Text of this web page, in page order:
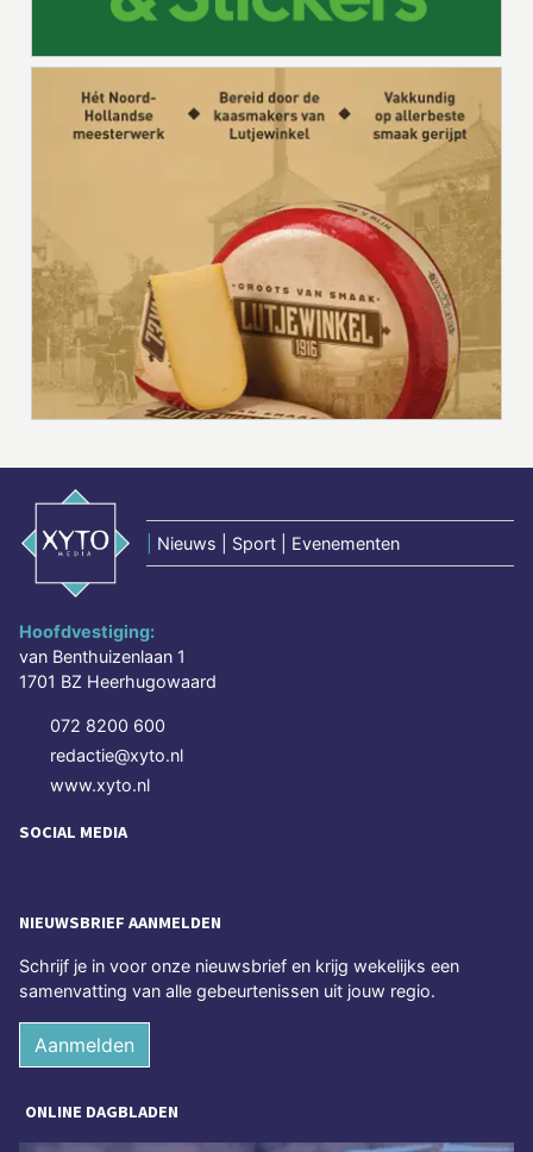
Nieuws | Sport | Evenementen
Hoofdvestiging:
van Benthuizenlaan 1
1701 BZ Heerhugowaard
072 8200 600
redactie@xyto.nl
www.xyto.nl
SOCIAL MEDIA
NIEUWSBRIEF AANMELDEN
Schrijf je in voor onze nieuwsbrief en krijg wekelijks een
samenvatting van alle gebeurtenissen uit jouw regio.
Aanmelden
ONLINE DAGBLADEN